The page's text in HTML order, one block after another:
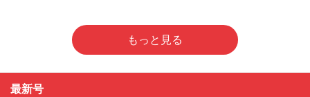
もっと見る
最新号